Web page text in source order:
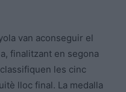
van aconseguir el
finalitzant en segona
les cinc
lloc final. La medalla